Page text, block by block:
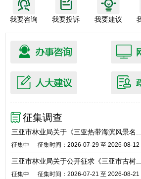
我要咨询 我要投诉 我要建议
征集调查
三亚市林业局关于《三亚热带海滨风景名...
征集中 征集时间：2026-07-29 至 2026-08-12
三亚市林业局关于公开征求《三亚市古树...
征集中 征集时间：2026-07-21 至 2026-08-21